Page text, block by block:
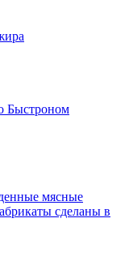
Быстроном
мясные
сделаны в